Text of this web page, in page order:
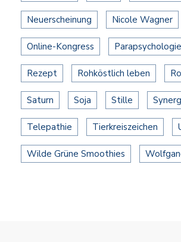
Neuerscheinung Nicole Wagner
Online-Kongress Parapsychologie
Rezept Rohköstlich leben
Saturn Soja Stille
Telepathie Tierkreiszeichen
Wilde Grüne Smoothies